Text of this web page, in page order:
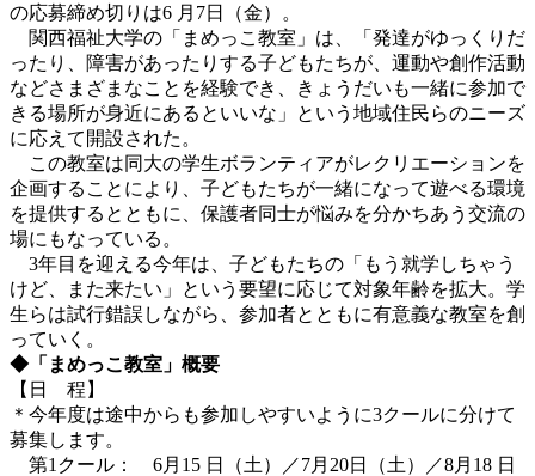
の応募締め切りは6 月7日（金）。
関西福祉大学の「まめっこ教室」は、「発達がゆっくりだ
ったり、障害があったりする子どもたちが、運動や創作活動
などさまざまなことを経験でき、きょうだいも一緒に参加で
きる場所が身近にあるといいな」という地域住民らのニーズ
に応えて開設された。
この教室は同大の学生ボランティアがレクリエーションを
企画することにより、子どもたちが一緒になって遊べる環境
を提供するとともに、保護者同士が悩みを分かちあう交流の
場にもなっている。
3年目を迎える今年は、子どもたちの「もう就学しちゃう
けど、また来たい」という要望に応じて対象年齢を拡大。学
生らは試行錯誤しながら、参加者とともに有意義な教室を創
っていく。
◆「まめっこ教室」概要
【日 程】
＊今年度は途中からも参加しやすいように3クールに分けて
募集します。
第1クール： 6月15 日（土）／7月20日（土）／8月18 日